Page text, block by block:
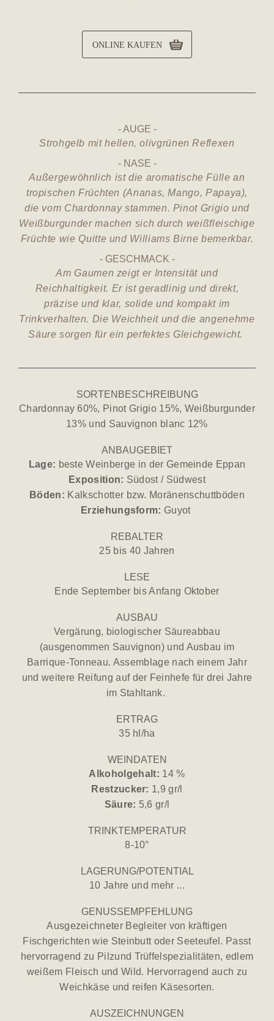
ONLINE KAUFEN
AUGE
Strohgelb mit hellen, olivgrünen Reflexen
NASE
Außergewöhnlich ist die aromatische Fülle an
tropischen Früchten (Ananas, Mango, Papaya),
die vom Chardonnay stammen. Pinot Grigio und
Weißburgunder machen sich durch weißfleischige
Früchte wie Quitte und Williams Birne bemerkbar.
GESCHMACK
Am Gaumen zeigt er Intensität und
Reichhaltigkeit. Er ist geradlinig und direkt,
präzise und klar, solide und kompakt im
Trinkverhalten. Die Weichheit und die angenehme
Säure sorgen für ein perfektes Gleichgewicht.
SORTENBESCHREIBUNG
Chardonnay 60%, Pinot Grigio 15%, Weißburgunder
13% und Sauvignon blanc 12%
ANBAUGEBIET
Lage: beste Weinberge in der Gemeinde Eppan
Exposition: Südost / Südwest
Böden: Kalkschotter bzw. Moränenschuttböden
Erziehungsform: Guyot
REBALTER
25 bis 40 Jahren
LESE
Ende September bis Anfang Oktober
AUSBAU
Vergärung, biologischer Säureabbau
(ausgenommen Sauvignon) und Ausbau im
Barrique-Tonneau. Assemblage nach einem Jahr
und weitere Reifung auf der Feinhefe für drei Jahre
im Stahltank.
ERTRAG
35 hl/ha
WEINDATEN
Alkoholgehalt: 14 %
Restzucker: 1,9 gr/l
Säure: 5,6 gr/l
TRINKTEMPERATUR
8-10°
LAGERUNG/POTENTIAL
10 Jahre und mehr ...
GENUSSEMPFEHLUNG
Ausgezeichneter Begleiter von kräftigen
Fischgerichten wie Steinbutt oder Seeteufel. Passt
hervorragend zu Pilzund Trüffelspezialitäten, edlem
weißem Fleisch und Wild. Hervorragend auch zu
Weichkäse und reifen Käsesorten.
AUSZEICHNUNGEN